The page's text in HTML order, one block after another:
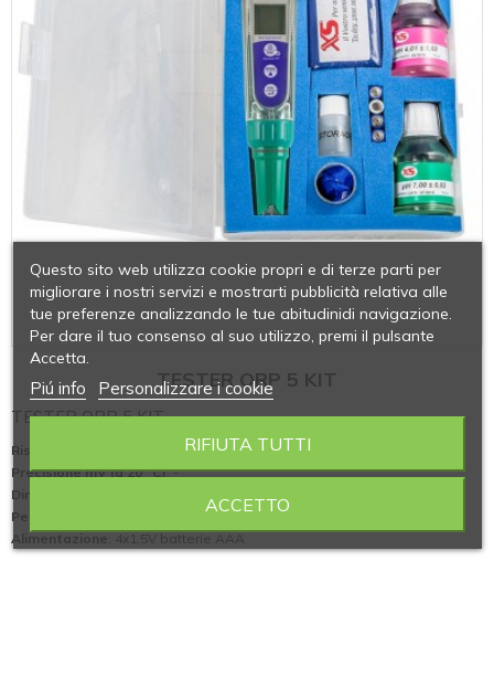
TESTER ORP 5 KIT
TESTER ORP 5 KIT
Risoluzione (mV)
Precisione mV (a 20° C): -
Dimensioni (Ø x L mm)
Peso (kg)
Alimentazione : 4x1,5V batterie AAA
Questo sito web utilizza cookie propri e di terze parti per
migliorare i nostri servizi e mostrarti pubblicità relativa alle
tue preferenze analizzando le tue abitudinidi navigazione.
Per dare il tuo consenso al suo utilizzo, premi il pulsante
Accetta.
Piú info Personalizzare i cookie
RIFIUTA TUTTI
ACCETTO